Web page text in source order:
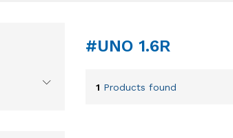
#UNO 1.6R
1 Products found